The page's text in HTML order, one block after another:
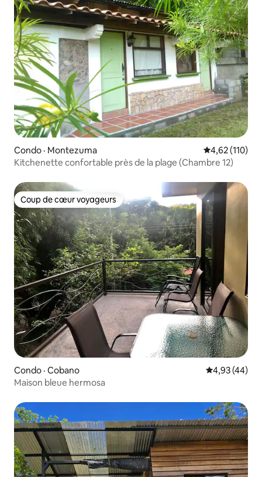
Condo · Montezuma Note
4,62 (110)
Kitchenette confortable près de la plage (Chambre 12)
Coup de cœur voyageurs
Coup de cœur voyageurs
Condo · Cobano Note
4,93 (44)
Maison bleue hermosa